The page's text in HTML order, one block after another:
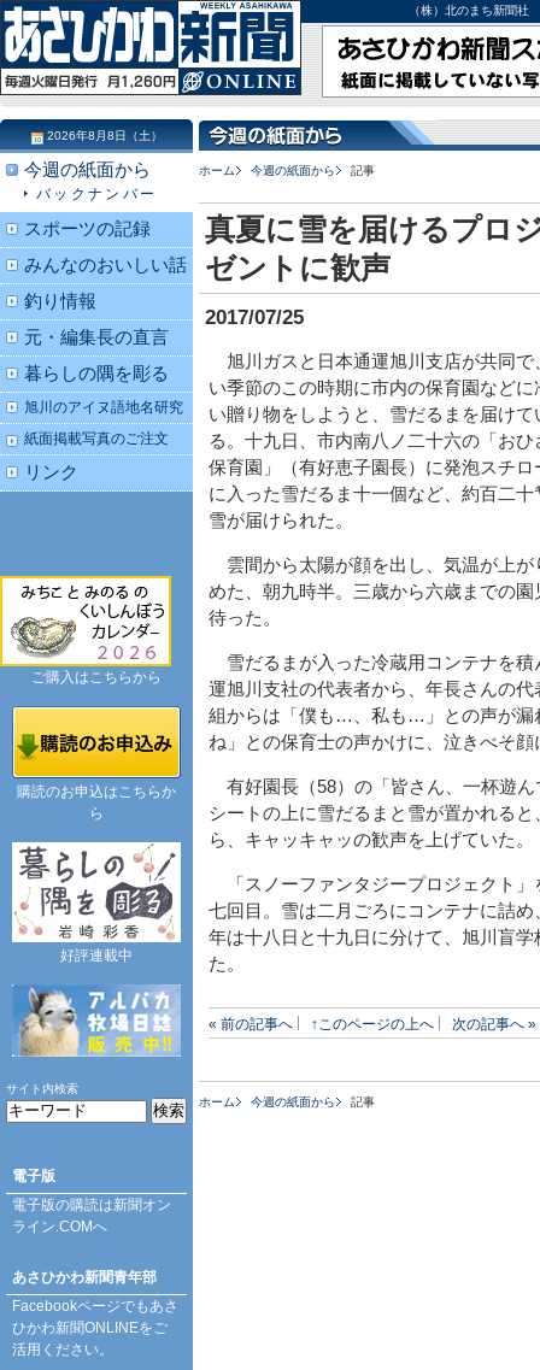
（株）北のまち新聞
ホーム 今週の紙面から 記事
真夏に雪を届けるプロ
ゼントに歓声
2017/07/25
旭川ガスと日本通運旭川支店が共同で
い季節のこの時期に市内の保育園などに
い贈り物をしようと、雪だるまを届けて
る。十九日、市内南八ノ二十六の「おひ
保育園」（有好恵子園長）に発泡スチロ
に入った雪だるま十一個など、約百二十
雪が届けられた。
雲間から太陽が顔を出し、気温が上が
めた、朝九時半。三歳から六歳までの
待った。
雪だるまが入った冷蔵用コンテナを積
運旭川支社の代表者から、年長さんの
組からは「僕も…、私も…」との声が漏
ね」との保育士の声かけに、泣きべそ
有好園長（58）の「皆さん、一杯遊
シートの上に雪だるまと雪が置かれる
ら、キャッキャッの歓声を上げていた。
「スノーファンタジープロジェクト」
七回目。雪は二月ごろにコンテナに詰
年は十八日と十九日に分けて、旭川盲
た。
« 前の記事へ ↑このページの上へ 次の記事へ »
ホーム 今週の紙面から 記事
2026年8月8日（土）
今週の紙面から
バックナンバー
スポーツの記録
みんなのおいしい話
釣り情報
元・編集長の直言
暮らしの隅を彫る
旭川のアイヌ語地名研究
紙面掲載写真のご注文
リンク
ご購入はこちらから
購読のお申込はこちらか
ら
好評連載中
サイト内検索
電子版
電子版の購読は新聞オン
ライン.COMへ
あさひかわ新聞青年部
Facebookページでもあさ
ひかわ新聞ONLINEをご
活用ください。